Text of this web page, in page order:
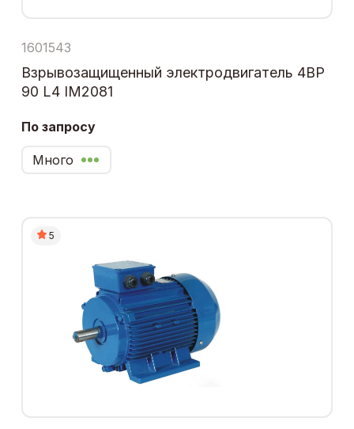
1601543
Взрывозащищенный электродвигатель 4ВР
90 L4 IM2081
По запросу
Много
5